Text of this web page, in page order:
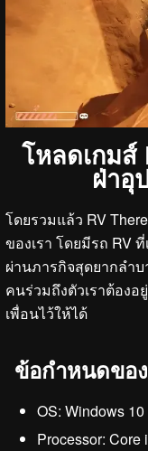
โหลดเกมส์
ฝ่าอุ
โดยรวมแล้ว RV
ของเรา โดยมีรถ RV
ผ่านภารกิจสุดยากลำ
คนร่วมถึงตัวเราต้อง
เพื่อนไว้ให้ได้
ข้อกำหนดขอ
OS: Windows 10
Processor: Core